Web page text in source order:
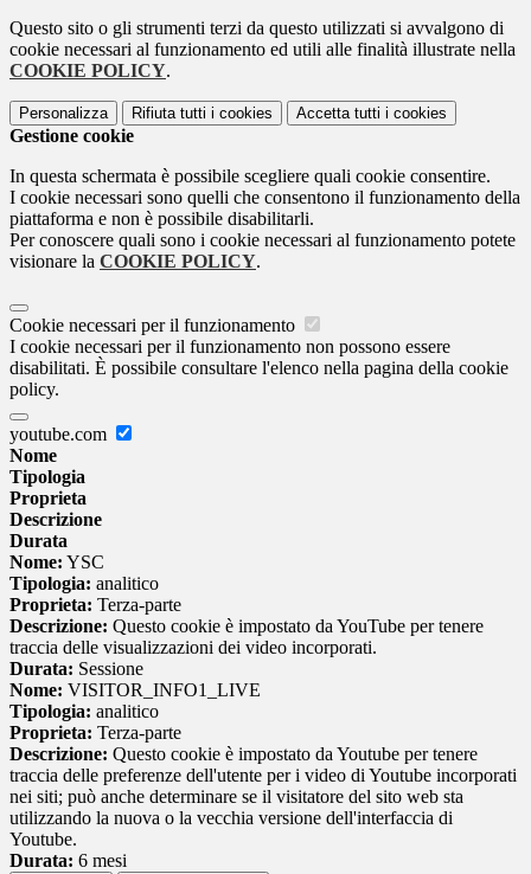
Questo sito o gli strumenti terzi da questo utilizzati si avvalgono di
cookie necessari al funzionamento ed utili alle finalità illustrate nella
COOKIE POLICY.
Personalizza Rifiuta tutti i cookies Accetta tutti i cookies
Gestione cookie
In questa schermata è possibile scegliere quali cookie consentire.
I cookie necessari sono quelli che consentono il funzionamento della
piattaforma e non è possibile disabilitarli.
Per conoscere quali sono i cookie necessari al funzionamento potete
visionare la COOKIE POLICY.
Cookie necessari per il funzionamento
I cookie necessari per il funzionamento non possono essere
disabilitati. È possibile consultare l'elenco nella pagina della cookie
policy.
youtube.com
Nome
Tipologia
Proprieta
Descrizione
Durata
Nome: YSC
Tipologia: analitico
Proprieta: Terza-parte
Descrizione: Questo cookie è impostato da YouTube per tenere
traccia delle visualizzazioni dei video incorporati.
Durata: Sessione
Nome: VISITOR_INFO1_LIVE
Tipologia: analitico
Proprieta: Terza-parte
Descrizione: Questo cookie è impostato da Youtube per tenere
traccia delle preferenze dell'utente per i video di Youtube incorporati
nei siti; può anche determinare se il visitatore del sito web sta
utilizzando la nuova o la vecchia versione dell'interfaccia di
Youtube.
Durata: 6 mesi